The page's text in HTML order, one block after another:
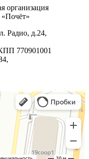
организация
Радио, д.24,
770901001